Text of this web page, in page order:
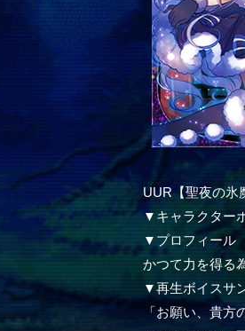
UUR【聖夜の氷
▼キャラクター
▼プロフィール
かつて力を得る
▼再生ボイスサ
「お願い、貴